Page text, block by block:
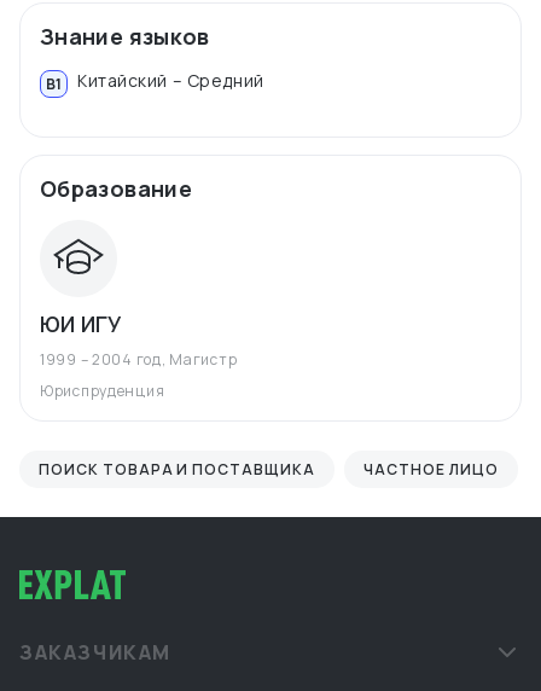
Знание языков
B1 Китайский – Средний
Образование
ЮИ ИГУ
1999 – 2004 год, Магистр
Юриспруденция
ПОИСК ТОВАРА И ПОСТАВЩИКА ЧАСТНОЕ ЛИЦО
ЗАКАЗЧИКАМ